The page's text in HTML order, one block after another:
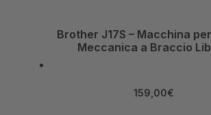
Brother J17S – Macchina
Meccanica a Braccio
159,00€